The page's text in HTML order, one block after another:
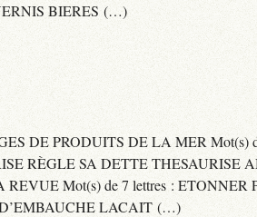
BIERES (…)
DE PRODUITS DE LA MER
RÈGLE SA DETTE
Mot(s) de 7 lettres : ETONNER
LACAIT (…)